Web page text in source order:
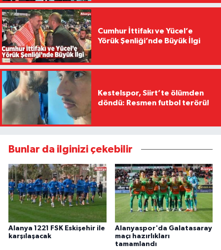
Cumhur İttifakı ve Yücel’e
Yörük Şenliği’nde Büyük İlgi
Kestelspor, Siirt’te ölümden
döndü: Resmen futbol terörü!
Bunlar da ilginizi çekebilir
Alanya 1221 FSK Eskişehir ile
karşılaşacak
Alanyaspor'da Galatasaray
maçı hazırlıkları
tamamlandı